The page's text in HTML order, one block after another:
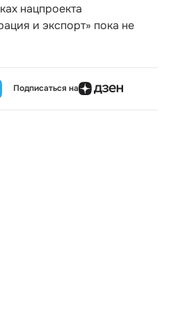
нацпроекта
и экспорт» пока не
Подписаться на